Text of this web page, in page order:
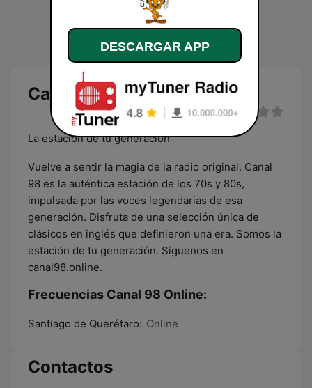
Canal 98 Online en vivo
La estación de tu generación
Vuelve a sentir la magia de la radio original. Canal
98 es la auténtica estación de los 70s y 80s,
impulsada por las voces legendarias de esa
generación. Disfruta de una selección única de
clásicos en inglés que definieron una era. Somos la
estación de tu generación. Síguenos en
canal98.online.
Frecuencias Canal 98 Online:
Santiago de Querétaro: Online
Contactos
DESCARGAR APP